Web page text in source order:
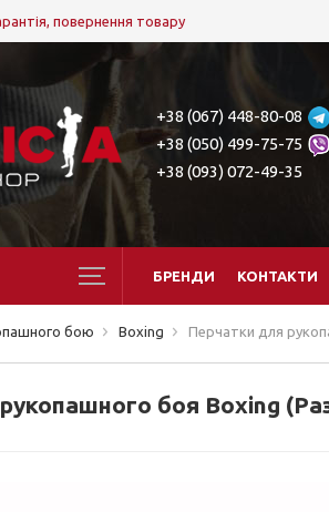
повернення товару
+38 (067) 448-80-08
+38 (050) 499-75-75
+38 (093) 072-49-35
БРЕНДИ КОНТАКТИ
бою Boxing Перчатки для
боя Boxing